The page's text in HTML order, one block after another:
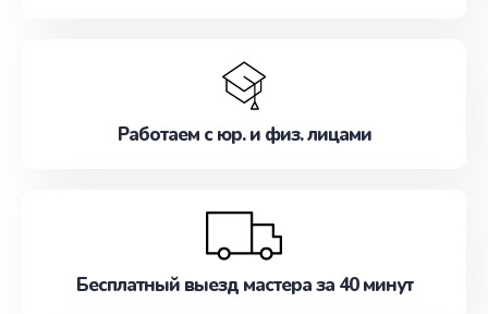
Работаем с юр. и физ. лицами
Бесплатный выезд мастера за 40 минут